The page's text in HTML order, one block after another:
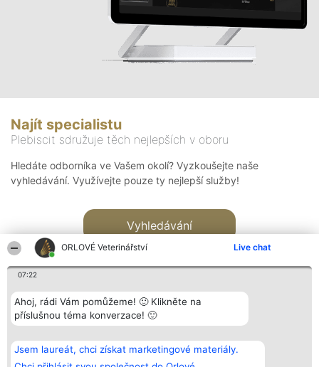
ORLOVÉ Veterinářství Live chat
07:22
Ahoj, rádi Vám pomůžeme! 🙂 Klikněte na
příslušnou téma konverzace! 🙂
Jsem laureát, chci získat marketingové materiály.
Najít specialistu
Plebiscit sdružuje těch nejlepších v oboru
Hledáte odborníka ve Vašem okolí? Vyzkoušejte naše
vyhledávání. Využívejte pouze ty nejlepší služby!
Vyhledávání
Bright Side Solutions sp. z o.
o. sp. k.
ul. Ruska 22
Vítězové
Seznam všech
laureátů
Kontakt